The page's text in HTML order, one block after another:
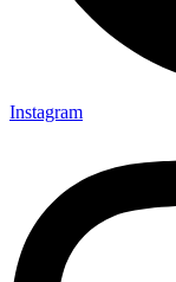
Instagram